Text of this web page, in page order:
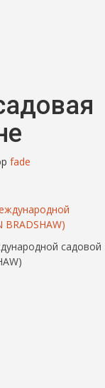
fade
садовой